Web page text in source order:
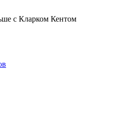
с Кларком Кентом